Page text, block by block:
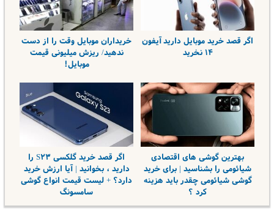
اگر قصد خرید موبایل دارید آیفون
۱۴ نخرید
خریداران موبایل وقت را از دست
ندهید/ ریزش میلیونی قیمت
موبایل!
بهترین گوشی های اقتصادی
شیائومی را بشناسید | برای خرید
گوشی شیائومی چقدر باید هزینه
کرد ؟
اگر قصد خرید گلکسی S۲۳ را
دارید ، بخوانید | آیا ارزش خرید
دارد؟ + لیست قیمت انواع گوشی
سامسونگ